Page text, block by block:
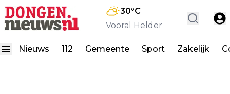
30°C
Vooral Helder
Nieuws 112 Gemeente Sport Zakelijk